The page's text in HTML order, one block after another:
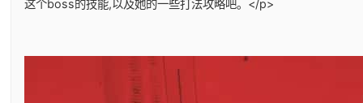
这个boss的技能,以及她的一些打法攻略吧。</p>